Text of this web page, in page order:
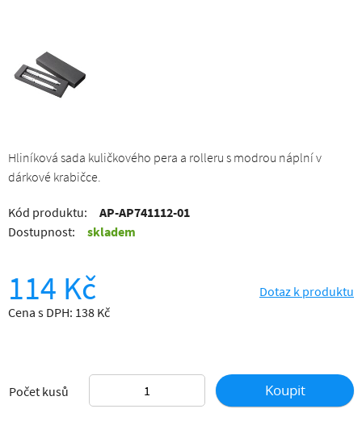
Hliníková sada kuličkového pera a rolleru s modrou náplní v
dárkové krabičce.
Kód produktu:
AP-AP741112-01
Dostupnost:
skladem
114 Kč
Cena s DPH: 138 Kč
Dotaz k produktu
Počet kusů Koupit